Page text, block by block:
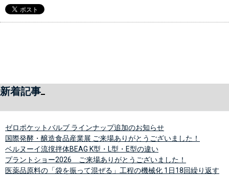
新着記事
ゼロポケットバルブ ラインナップ追加のお知らせ
国際発酵・醸造食品産業展 ご来場ありがとうございました！
ベルヌーイ流撹拌体BEAG K型・L型・E型の違い
プラントショー2026 ご来場ありがとうございました！
医薬品原料の「袋を振って混ぜる」工程の機械化 1日18回繰り返す